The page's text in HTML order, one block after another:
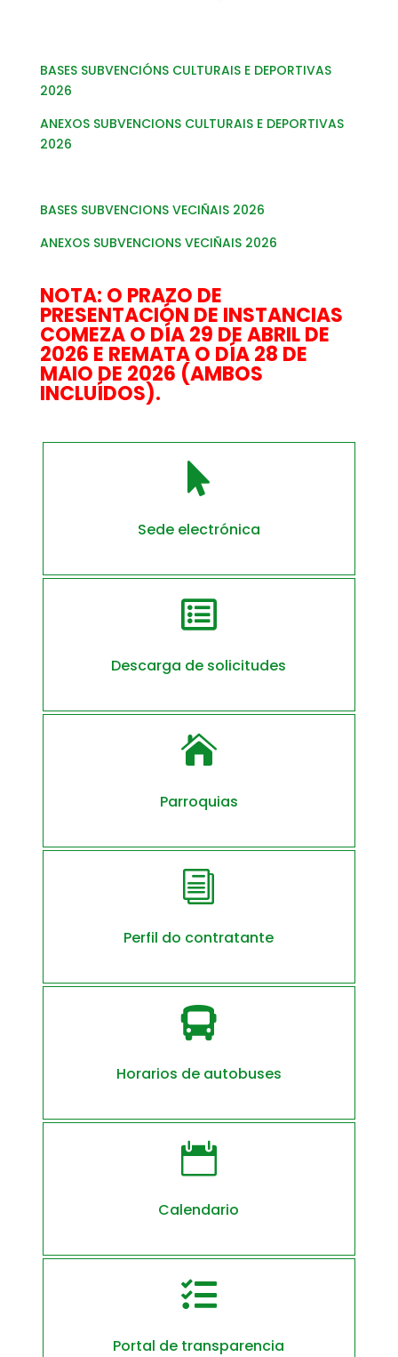
BASES SUBVENCIÓNS CULTURAIS E DEPORTIVAS
2026
ANEXOS SUBVENCIONS CULTURAIS E DEPORTIVAS
2026
BASES SUBVENCIONS VECIÑAIS 2026
ANEXOS SUBVENCIONS VECIÑAIS 2026
NOTA: O PRAZO DE
PRESENTACIÓN DE INSTANCIAS
COMEZA O DÍA 29 DE ABRIL DE
2026 E REMATA O DÍA 28 DE
MAIO DE 2026 (AMBOS
INCLUÍDOS).

Sede electrónica

Descarga de solicitudes

Parroquias
i
Perfil do contratante

Horarios de autobuses

Calendario

Portal de transparencia